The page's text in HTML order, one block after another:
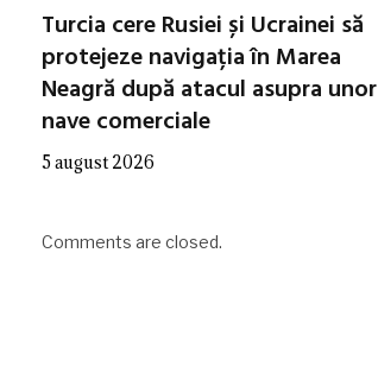
Turcia cere Rusiei și Ucrainei să
protejeze navigația în Marea
Neagră după atacul asupra unor
nave comerciale
5 august 2026
Comments are closed.